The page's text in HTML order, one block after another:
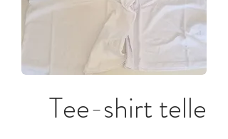
Tee-shirt telle